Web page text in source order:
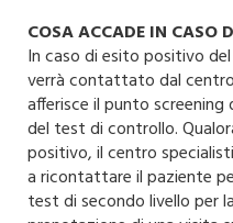
COSA ACCADE IN CASO
In caso di esito positivo
verrà contattato dal
afferisce il punto screening
del test di controllo.
positivo, il centro
a ricontattare il paziente
test di secondo livello per